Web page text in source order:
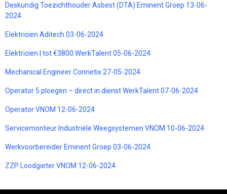
Deskundig Toezichthouder Asbest (DTA) Eminent Groep 13-06-
2024
Elektricien Aditech 03-06-2024
Elektricien | tot €3800 WerkTalent 05-06-2024
Mechanical Engineer Connetix 27-05-2024
Operator 5 ploegen – direct in dienst WerkTalent 07-06-2024
Operator VNOM 12-06-2024
Servicemonteur Industriële Weegsystemen VNOM 10-06-2024
Werkvoorbereider Eminent Groep 03-06-2024
ZZP Loodgieter VNOM 12-06-2024